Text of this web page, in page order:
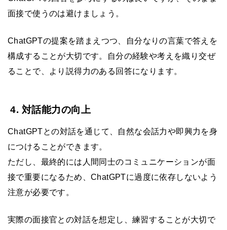
面接で使うのは避けましょう。
ChatGPTの提案を踏まえつつ、自分なりの言葉で答えを
構成することが大切です。自分の経験や考えを織り交ぜ
ることで、より説得力のある回答になります。
4. 対話能力の向上
ChatGPTとの対話を通じて、自然な会話力や即興力を身
につけることができます。
ただし、最終的には人間同士のコミュニケーションが面
接で重要になるため、ChatGPTに過度に依存しないよう
注意が必要です。
実際の面接官との対話を想定し、練習することが大切で